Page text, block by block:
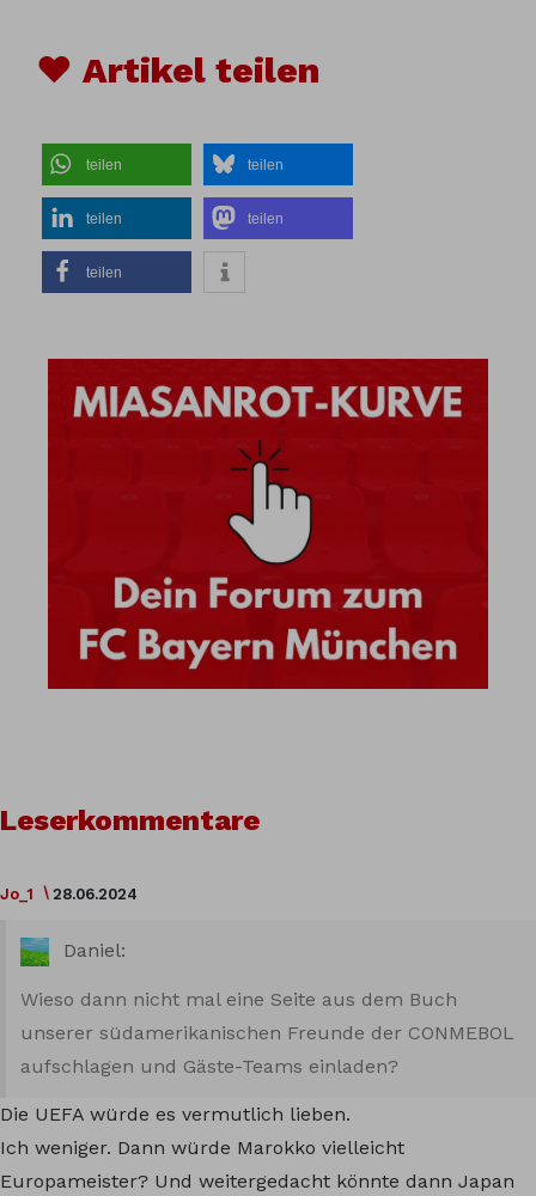
♥ Artikel teilen
teilen teilen
teilen teilen
teilen
Leserkommentare
Jo_1 28.06.2024
Daniel:
Wieso dann nicht mal eine Seite aus dem Buch
unserer südamerikanischen Freunde der CONMEBOL
aufschlagen und Gäste-Teams einladen?
Die UEFA würde es vermutlich lieben.
Ich weniger. Dann würde Marokko vielleicht
Europameister? Und weitergedacht könnte dann Japan